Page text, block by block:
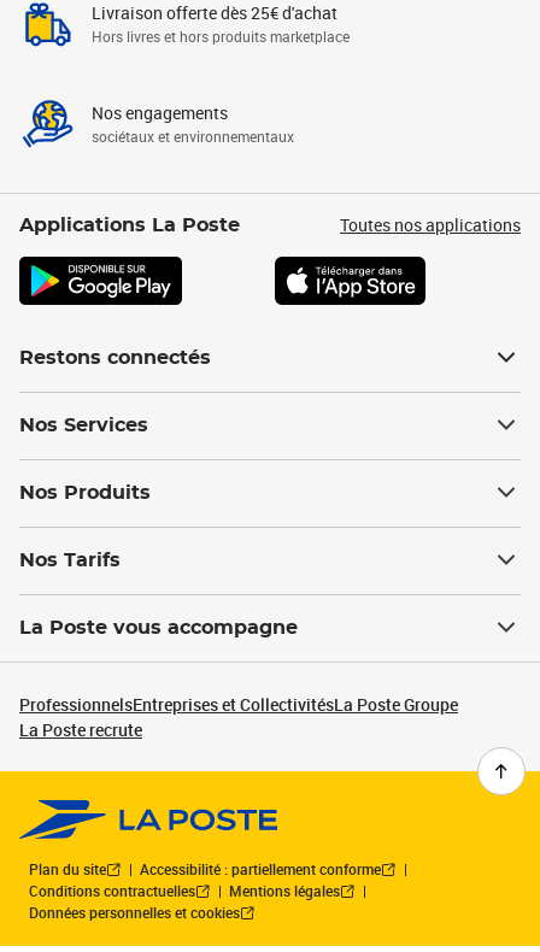
Livraison offerte dès 25€ d'achat
Hors livres et hors produits marketplace
Nos engagements
sociétaux et environnementaux
Applications La Poste Toutes nos applications
Restons connectés
Nos Services
Nos Produits
Nos Tarifs
La Poste vous accompagne
ProfessionnelsEntreprises et CollectivitésLa Poste Groupe
La Poste recrute
Plan du site
Accessibilité : partiellement conforme
Conditions contractuelles
Mentions légales
Données personnelles et cookies